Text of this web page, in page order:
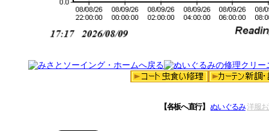
【各板へ直行】 ぬいぐるみ 洋服